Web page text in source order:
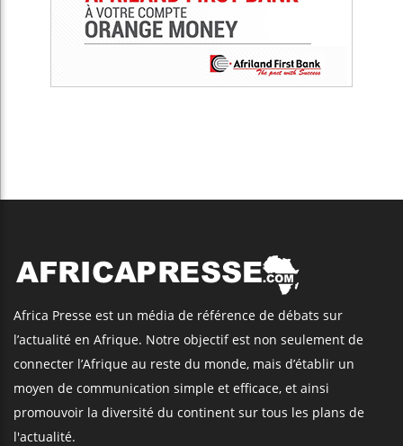
Africa Presse est un média de référence de débats sur
l’actualité en Afrique. Notre objectif est non seulement de
connecter l’Afrique au reste du monde, mais d’établir un
moyen de communication simple et efficace, et ainsi
promouvoir la diversité du continent sur tous les plans de
l'actualité.